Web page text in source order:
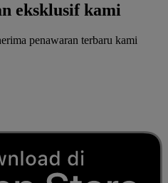
eksklusif kami
penawaran terbaru kami